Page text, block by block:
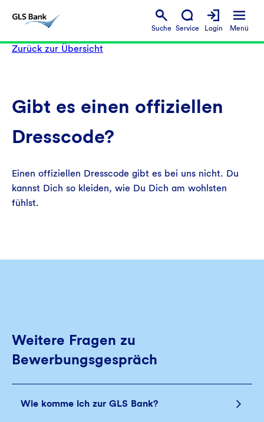
Suche Service Login Menü
Zurück zur Übersicht
Gibt es einen offiziellen
Dresscode?
Einen offiziellen Dresscode gibt es bei uns nicht. Du
kannst Dich so kleiden, wie Du Dich am wohlsten
fühlst.
Weitere Fragen zu
Bewerbungsgespräch
Wie komme ich zur GLS Bank?